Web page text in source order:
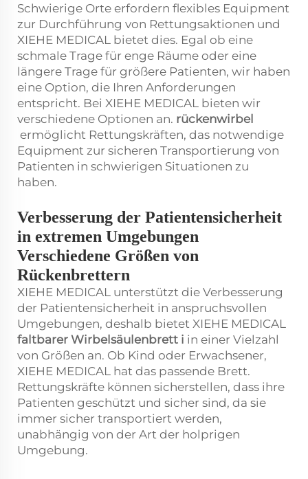
Schwierige Orte erfordern flexibles Equipment
zur Durchführung von Rettungsaktionen und
XIEHE MEDICAL bietet dies. Egal ob eine
schmale Trage für enge Räume oder eine
längere Trage für größere Patienten, wir haben
eine Option, die Ihren Anforderungen
entspricht. Bei XIEHE MEDICAL bieten wir
verschiedene Optionen an. rückenwirbel
ermöglicht Rettungskräften, das notwendige
Equipment zur sicheren Transportierung von
Patienten in schwierigen Situationen zu
haben.
Verbesserung der Patientensicherheit
in extremen Umgebungen
Verschiedene Größen von
Rückenbrettern
XIEHE MEDICAL unterstützt die Verbesserung
der Patientensicherheit in anspruchsvollen
Umgebungen, deshalb bietet XIEHE MEDICAL
faltbarer Wirbelsäulenbrett i in einer Vielzahl
von Größen an. Ob Kind oder Erwachsener,
XIEHE MEDICAL hat das passende Brett.
Rettungskräfte können sicherstellen, dass ihre
Patienten geschützt und sicher sind, da sie
immer sicher transportiert werden,
unabhängig von der Art der holprigen
Umgebung.